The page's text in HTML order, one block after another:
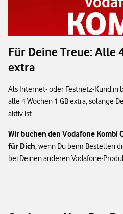
Für Deine Treue: Alle
extra
Als Internet- oder Festnetz-Kund:in
alle 4 Wochen 1 GB extra, solange
aktiv ist.
Wir buchen den Vodafone
für Dich, wenn Du beim Bestellen
bei Deinen anderen Vodafone-